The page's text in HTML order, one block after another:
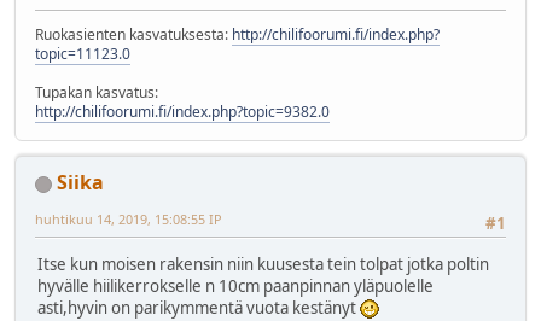
Ruokasienten kasvatuksesta: http://chilifoorumi.fi/index.php?
topic=11123.0
Tupakan kasvatus:
http://chilifoorumi.fi/index.php?topic=9382.0
Siika
#1
huhtikuu 14, 2019, 15:08:55 IP
Itse kun moisen rakensin niin kuusesta tein tolpat jotka poltin
hyvälle hiilikerrokselle n 10cm paanpinnan yläpuolelle
asti,hyvin on parikymmentä vuota kestänyt